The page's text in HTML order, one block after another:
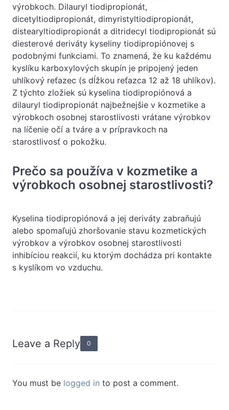
výrobkoch. Dilauryl tiodipropionát,
dicetyltiodipropionát, dimyristyltiodipropionát,
distearyltiodipropionát a ditridecyl tiodipropionát sú
diesterové deriváty kyseliny tiodipropiónovej s
podobnými funkciami. To znamená, že ku každému
kyslíku karboxylových skupín je pripojený jeden
uhlíkový reťazec (s dĺžkou reťazca 12 až 18 uhlíkov).
Z týchto zložiek sú kyselina tiodipropiónová a
dilauryl tiodipropionát najbežnejšie v kozmetike a
výrobkoch osobnej starostlivosti vrátane výrobkov
na líčenie očí a tváre a v prípravkoch na
starostlivosť o pokožku.
Prečo sa používa v kozmetike a
výrobkoch osobnej starostlivosti?
Kyselina tiodipropiónová a jej deriváty zabraňujú
alebo spomaľujú zhoršovanie stavu kozmetických
výrobkov a výrobkov osobnej starostlivosti
inhibíciou reakcií, ku ktorým dochádza pri kontakte
s kyslíkom vo vzduchu.
Leave a Reply 0
You must be logged in to post a comment.